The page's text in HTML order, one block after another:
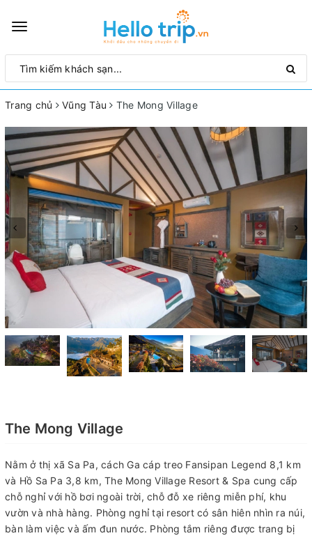
Toggle
Trang chủ Vũng Tàu The Mong Village
The Mong Village
Nằm ở thị xã Sa Pa, cách Ga cáp treo Fansipan Legend 8,1 km
và Hồ Sa Pa 3,8 km, The Mong Village Resort & Spa cung cấp
chỗ nghỉ với hồ bơi ngoài trời, chỗ đỗ xe riêng miễn phí, khu
vườn và nhà hàng. Phòng nghỉ tại resort có sân hiên nhìn ra núi,
bàn làm việc và ấm đun nước. Phòng tắm riêng được trang bị